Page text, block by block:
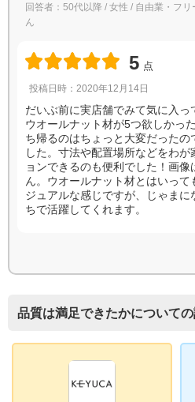
回答者：50代以降 / 女性 / 自由業・フ
ん
5 点
投稿日時：2020年12月14日
だいぶ前に実店舗でみて気に入っ
ウオールナット材が5つ欲しかっ
ち帰るのはちょっと大変だったの
した。寸法や配置場所などをわ
ョンできるのも便利でした！画
ん。ウオールナット材とはいっ
ジュアルな感じですが、じゃまに
ちで活躍してくれます。
品質は満足できたかについての